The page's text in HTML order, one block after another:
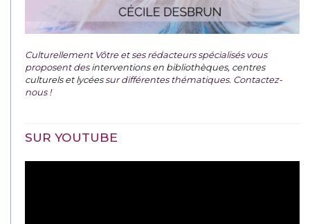
Culturellement Vôtre et ses rédacteurs spécialisés vous
proposent desinterventions en bibliothèques, centres
culturels et lycéessur différentes thématiques. Contactez-
nous !
SUR YOUTUBE